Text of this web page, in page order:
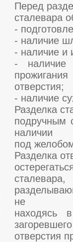
Перед
сталевара
-
- наличие
- наличие и
- наличие
прожигания
отверстия;
- наличие
Разделка
подручным
наличии
под
Разделка
сталевара,
не
находясь
загоревшего
отверстия